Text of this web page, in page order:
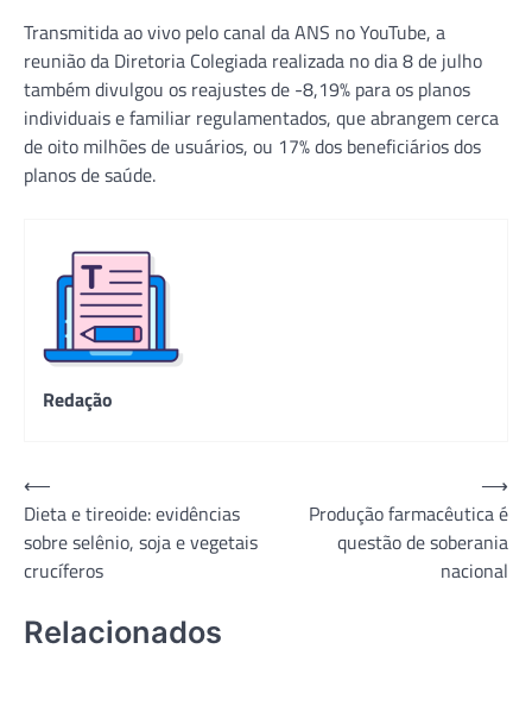
Transmitida ao vivo pelo canal da ANS no YouTube, a
reunião da Diretoria Colegiada realizada no dia 8 de julho
também divulgou os reajustes de -8,19% para os planos
individuais e familiar regulamentados, que abrangem cerca
de oito milhões de usuários, ou 17% dos beneficiários dos
planos de saúde.
Redação
Navegação
de
Post
⟵
Dieta e tireoide: evidências
sobre selênio, soja e vegetais
crucíferos
Produção farmacêutica é
questão de soberania
nacional
⟶
Relacionados